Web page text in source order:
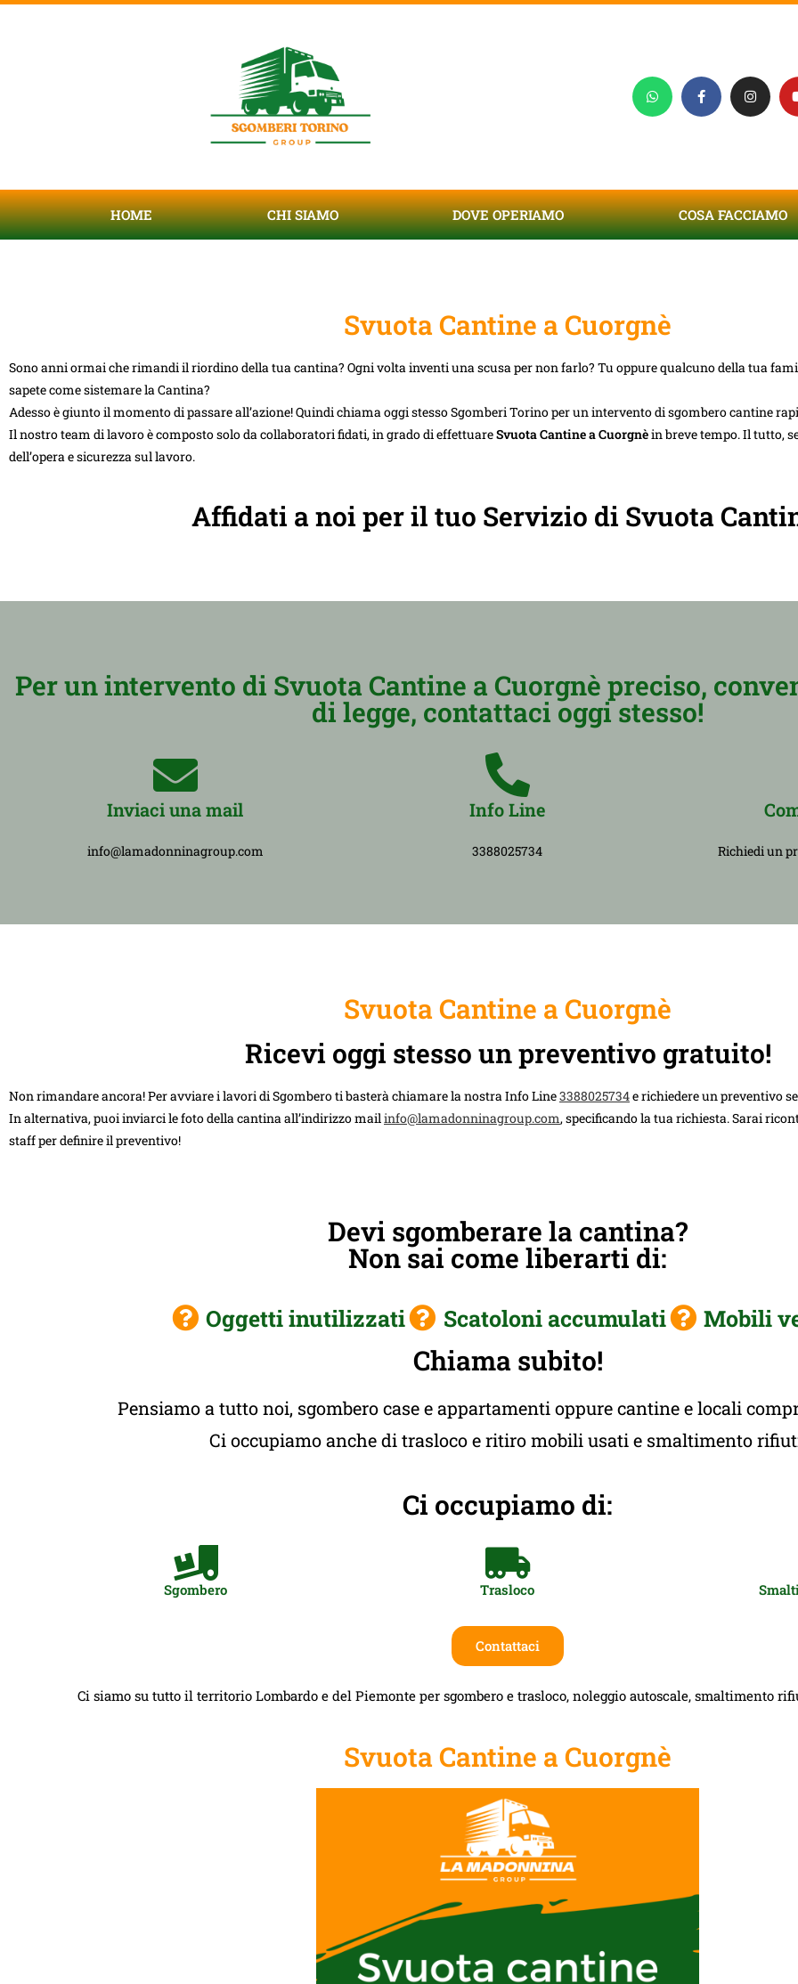
HOME CHI SIAMO DOVE OPERIAMO COSA FACCIAMO
Svuota Cantine a Cuorgnè
Sono anni ormai che rimandi il riordino della tua cantina? Ogni volta inventi una scusa per non farlo? Tu oppure qualcuno della tua
sapete come sistemare la Cantina?
Adesso è giunto il momento di passare all’azione! Quindi chiama oggi stesso Sgomberi Torino per un intervento di sgombero cantine
Il nostro team di lavoro è composto solo da collaboratori fidati, in grado di effettuareSvuota Cantine a Cuorgnèin breve tempo. Il tutto,
dell’opera e sicurezza sul lavoro.
Affidati a noi per il tuo Servizio di Svuota
Per un intervento di Svuota Cantine a Cuorgnè preciso,
di legge, contattaci oggi stesso!
Inviaci una mail
info@lamadonninagroup.com
Info Line
3388025734 Richiedi un
Svuota Cantine a Cuorgnè
Ricevi oggi stesso un preventivo gratuito!
Non rimandare ancora! Per avviare i lavori di Sgombero ti basterà chiamare la nostra Info Line3388025734e richiedere un preventivo
In alternativa, puoi inviarci le foto della cantina all’indirizzo mail info@lamadonninagroup.com, specificando la tua richiesta. Sarai
staff per definire il preventivo!
Devi sgomberare la cantina?
Non sai come liberarti di:
Oggetti inutilizzati Scatoloni accumulati Mobili
Chiama subito!
Pensiamo a tutto noi, sgombero case e appartamenti oppure cantine e locali
Ci occupiamo anche di trasloco e ritiro mobili usati e smaltimento
Ci occupiamo di:
Sgombero Trasloco
Contattaci
Ci siamo su tutto il territorio Lombardo e del Piemonte per sgombero e trasloco, noleggio autoscale, smaltimento
Svuota Cantine a Cuorgnè